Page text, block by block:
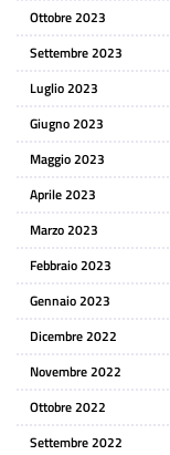
Ottobre 2023
Settembre 2023
Luglio 2023
Giugno 2023
Maggio 2023
Aprile 2023
Marzo 2023
Febbraio 2023
Gennaio 2023
Dicembre 2022
Novembre 2022
Ottobre 2022
Settembre 2022